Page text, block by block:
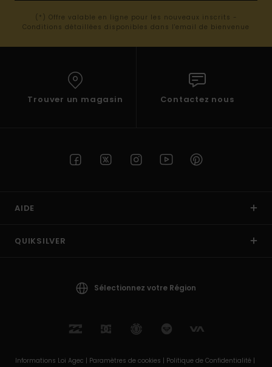
(*) Offre valable en ligne pour les nouveaux inscrits -
Conditions détaillées disponibles dans l'email de bienvenue
Trouver un magasin Contactez nous
AIDE
QUIKSILVER
Sélectionnez votre Région
Informations Loi Agec | Paramètres de cookies | Politique de Confidentialité |